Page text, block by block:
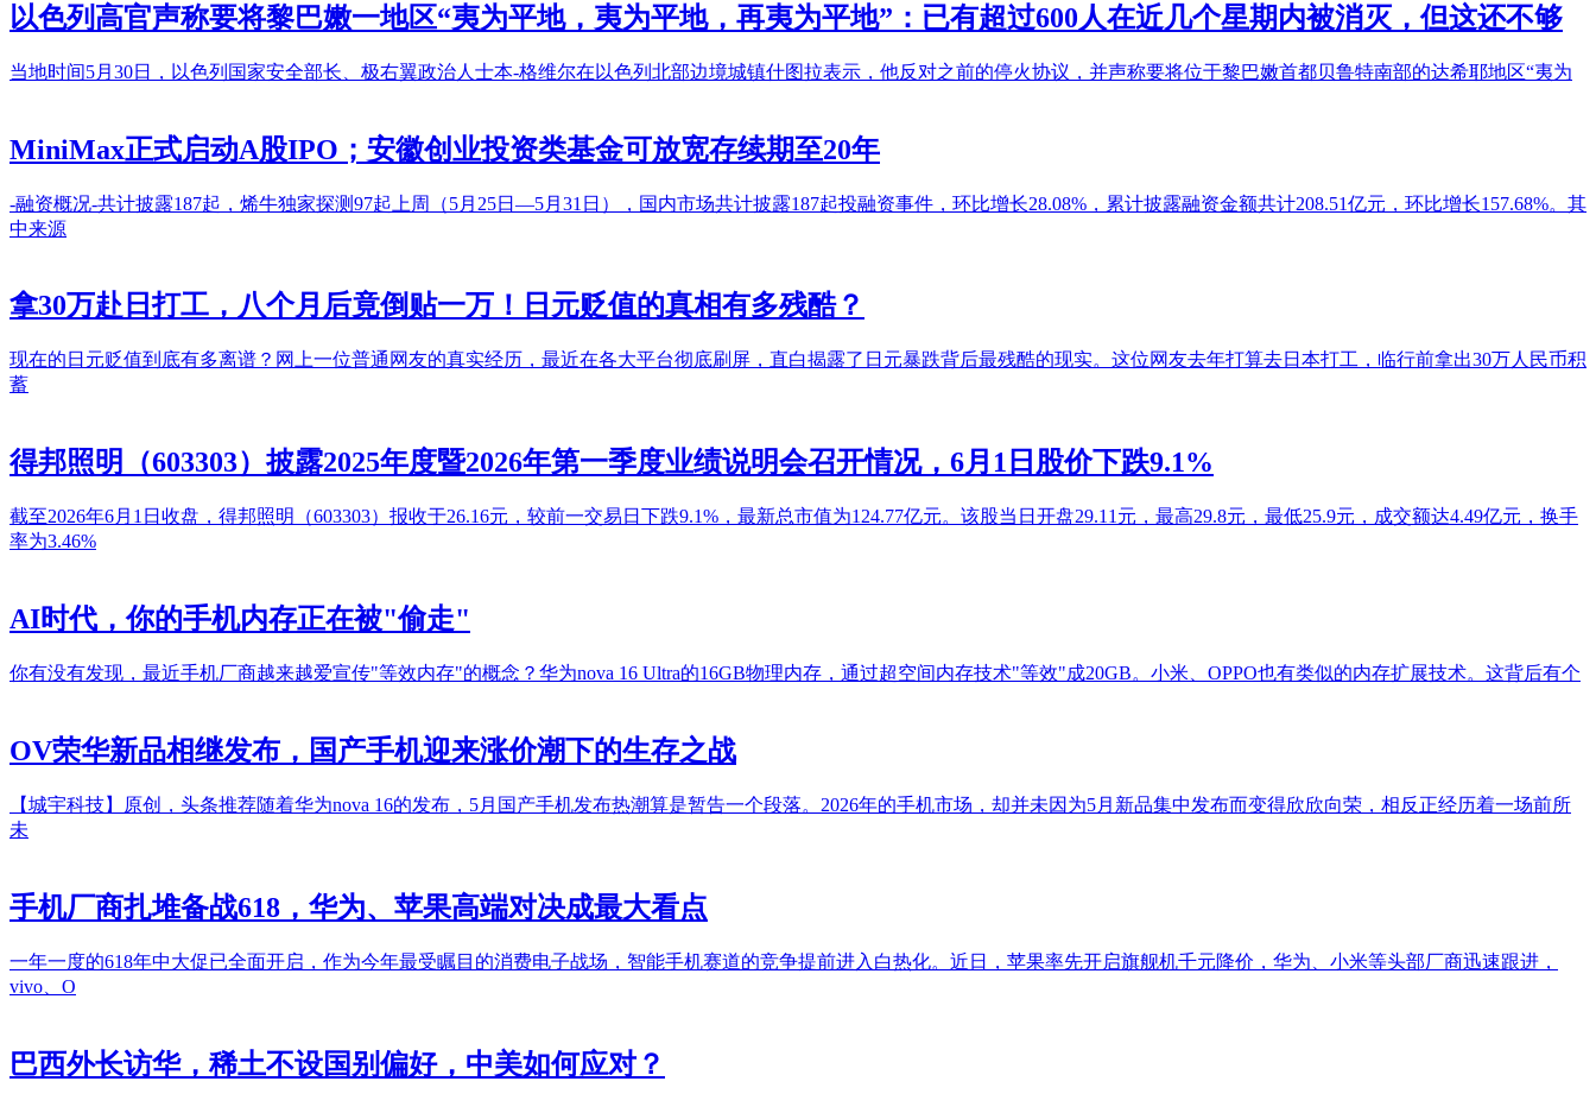
以色列高官声称要将黎巴嫩一地区“夷为平地，夷为平地，再夷为平地”：已有超过600人在近几个星期内被消灭，但这还不够
当地时间5月30日，以色列国家安全部长、极右翼政治人士本-格维尔在以色列北部边境城镇什图拉表示，他反对之前的停火协议，并声称要将位于黎巴嫩首都贝鲁特南部的达希耶地区“夷为
MiniMax正式启动A股IPO；安徽创业投资类基金可放宽存续期至20年
-融资概况-共计披露187起，烯牛独家探测97起上周（5月25日—5月31日），国内市场共计披露187起投融资事件，环比增长28.08%，累计披露融资金额共计208.51亿元，环比增长157.68%。其
中来源
拿30万赴日打工，八个月后竟倒贴一万！日元贬值的真相有多残酷？
现在的日元贬值到底有多离谱？网上一位普通网友的真实经历，最近在各大平台彻底刷屏，直白揭露了日元暴跌背后最残酷的现实。这位网友去年打算去日本打工，临行前拿出30万人民币积
蓄
得邦照明（603303）披露2025年度暨2026年第一季度业绩说明会召开情况，6月1日股价下跌9.1%
截至2026年6月1日收盘，得邦照明（603303）报收于26.16元，较前一交易日下跌9.1%，最新总市值为124.77亿元。该股当日开盘29.11元，最高29.8元，最低25.9元，成交额达4.49亿元，换手
率为3.46%
AI时代，你的手机内存正在被"偷走"
你有没有发现，最近手机厂商越来越爱宣传"等效内存"的概念？华为nova 16 Ultra的16GB物理内存，通过超空间内存技术"等效"成20GB。小米、OPPO也有类似的内存扩展技术。这背后有个
OV荣华新品相继发布，国产手机迎来涨价潮下的生存之战
【城宇科技】原创，头条推荐随着华为nova 16的发布，5月国产手机发布热潮算是暂告一个段落。2026年的手机市场，却并未因为5月新品集中发布而变得欣欣向荣，相反正经历着一场前所
未
手机厂商扎堆备战618，华为、苹果高端对决成最大看点‌
一年一度的618年中大促已全面开启，作为今年最受瞩目的消费电子战场，智能手机赛道的竞争提前进入白热化。近日，苹果率先开启旗舰机千元降价，华为、小米等头部厂商迅速跟进，
vivo、O
巴西外长访华，稀土不设国别偏好，中美如何应对？